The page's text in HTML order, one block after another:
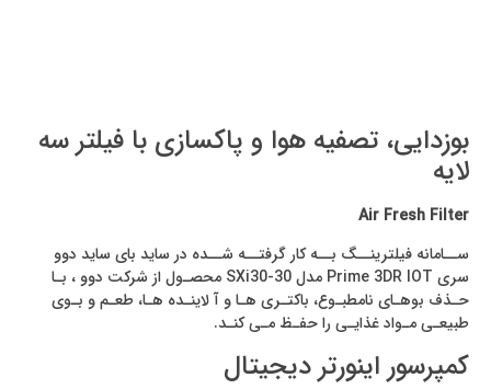
بوزدایی، تصفیه هوا و پاکسازی با فیلتر سه
لایه
Air Fresh Filter
ســامانه فیلترینــگ بــه کار گرفتــه شــده در ساید بای ساید دوو
سری Prime 3DR IOT مدل SXi30-30 محصـول از شرکت دوو ، بـا
حـذف بوهـای نامطبـوع، باکتـری هـا و آ لاینـده هـا، طعـم و بـوی
طبیعـی مـواد غذایـی را حفـظ مـی کنـد.
کمپرسور اینورتر دیجیتال